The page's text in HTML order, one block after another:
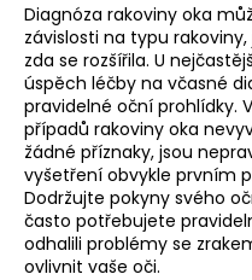
Diagnóza rakoviny oka
závislosti na typu
zda se rozšířila. U
úspěch léčby na včasné
pravidelné oční prohlídky.
případů rakoviny oka
žádné příznaky, jsou
vyšetření obvykle prvním
Dodržujte pokyny svého
často potřebujete
odhalili problémy se
ovlivnit vaše oči.